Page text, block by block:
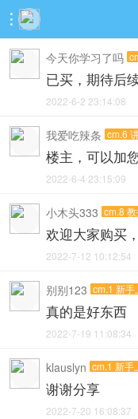

今天你学习了吗
已买，期待后
2022-6-2 23:14:08
我爱吃辣条 cm.6
楼主，可以加
2022-6-4 23:15:09
小木头333 cm.8
欢迎大家购买
2022-7-12 10:12:54
别别123 cm.1 新手
真的是好东西
2022-7-19 11:08:34
klauslyn cm.1 新手
谢谢分享
2022-7-20 16:08:37